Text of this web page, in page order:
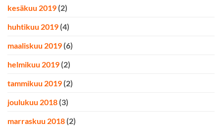
kesäkuu 2019 (2)
huhtikuu 2019 (4)
maaliskuu 2019 (6)
helmikuu 2019 (2)
tammikuu 2019 (2)
joulukuu 2018 (3)
marraskuu 2018 (2)